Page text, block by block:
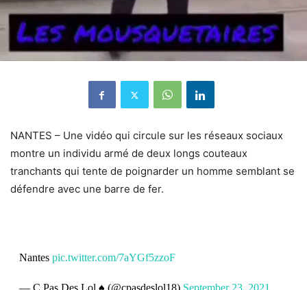
NANTES – Une vidéo qui circule sur les réseaux sociaux
montre un individu armé de deux longs couteaux
tranchants qui tente de poignarder un homme semblant se
défendre avec une barre de fer.
Nantes pic.twitter.com/7aYGf5zzoF